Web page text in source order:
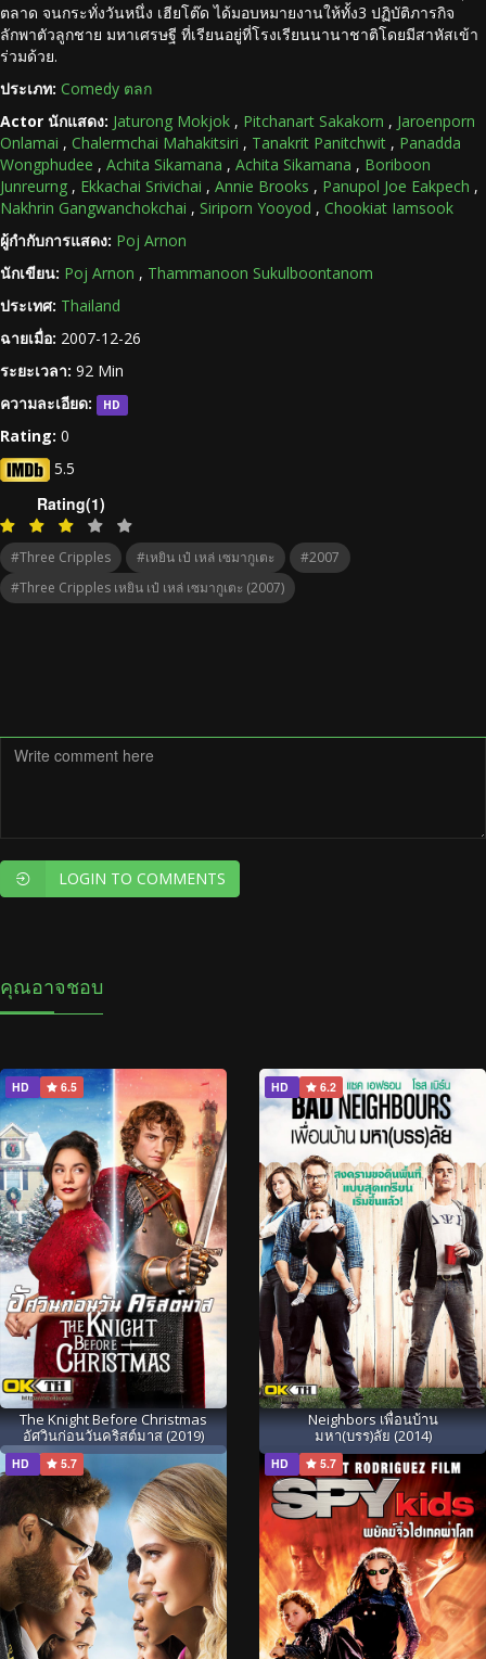
ตลาด จนกระทั่งวันหนึ่ง เฮียโต๊ด ได้มอบหมายงานให้ทั้ง3 ปฏิบัติภารกิจ
ลักพาตัวลูกชาย มหาเศรษฐี ที่เรียนอยู่ที่โรงเรียนนานาชาติโดยมีสาหัสเข้า
ร่วมด้วย.
ประเภท: Comedy ตลก
Actor นักแสดง: Jaturong Mokjok , Pitchanart Sakakorn , Jaroenporn
Onlamai , Chalermchai Mahakitsiri , Tanakrit Panitchwit , Panadda
Wongphudee , Achita Sikamana , Achita Sikamana , Boriboon
Junreurng , Ekkachai Srivichai , Annie Brooks , Panupol Joe Eakpech ,
Nakhrin Gangwanchokchai , Siriporn Yooyod , Chookiat Iamsook
ผู้กำกับการแสดง: Poj Arnon
นักเขียน: Poj Arnon , Thammanoon Sukulboontanom
ประเทศ: Thailand
ฉายเมื่อ: 2007-12-26
ระยะเวลา: 92 Min
ความละเอียด:
HD
Rating: 0
5.5
Rating(1)
#Three Cripples #เหยิน เป๋ เหล่ เซมากูเตะ
#2007
#Three Cripples เหยิน เป๋ เหล่ เซมากูเตะ (2007)
LOGIN TO COMMENTS
คุณอาจชอบ
HD 6.5
The Knight Before Christmas
อัศวินก่อนวันคริสต์มาส (2019)
HD 6.2
Neighbors เพื่อนบ้าน
มหา(บรร)ลัย (2014)
HD 5.7 HD 5.7